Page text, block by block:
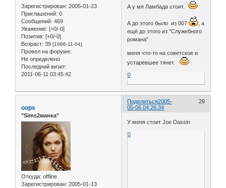
Зарегистрирован: 2005-01-23
Приглашений: 0
Сообщений: 469
Уважение: [+0/-0]
Позитив: [+0/-0]
Возраст: 39 [1986-11-04]
Провел на форуме:
Не определено
Последний визит:
2011-06-11 03:45:42
А у мя Ламбада стоит.
А до этого было из 007
, а
ещё до этого из "Служебного
романа"
меня что-то на советское и
устаревшее тянет.
0
Поделиться 29
2005-
05-06 04:26:34
oops
"Sims2манка"
Откуда: offline
Зарегистрирован: 2005-01-13
У меня стоит Joe Dassin
0